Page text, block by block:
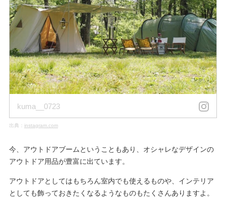
kuma__0723
出典： instagram.com
今、アウトドアブームということもあり、オシャレなデザインの
アウトドア用品が豊富に出ています。
アウトドアとしてはもちろん室内でも使えるものや、インテリア
としても飾っておきたくなるようなものもたくさんありますよ。